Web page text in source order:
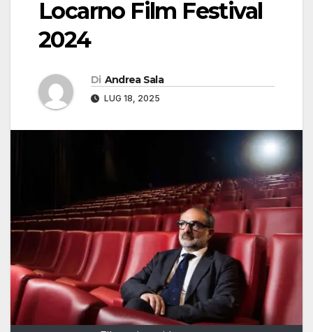
Locarno Film Festival
2024
Di Andrea Sala
LUG 18, 2025